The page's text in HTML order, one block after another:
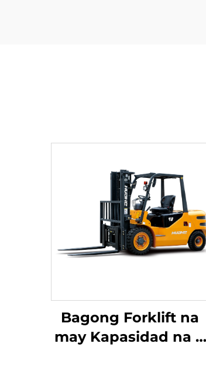
Bagong Forklift na
may Kapasidad na 4